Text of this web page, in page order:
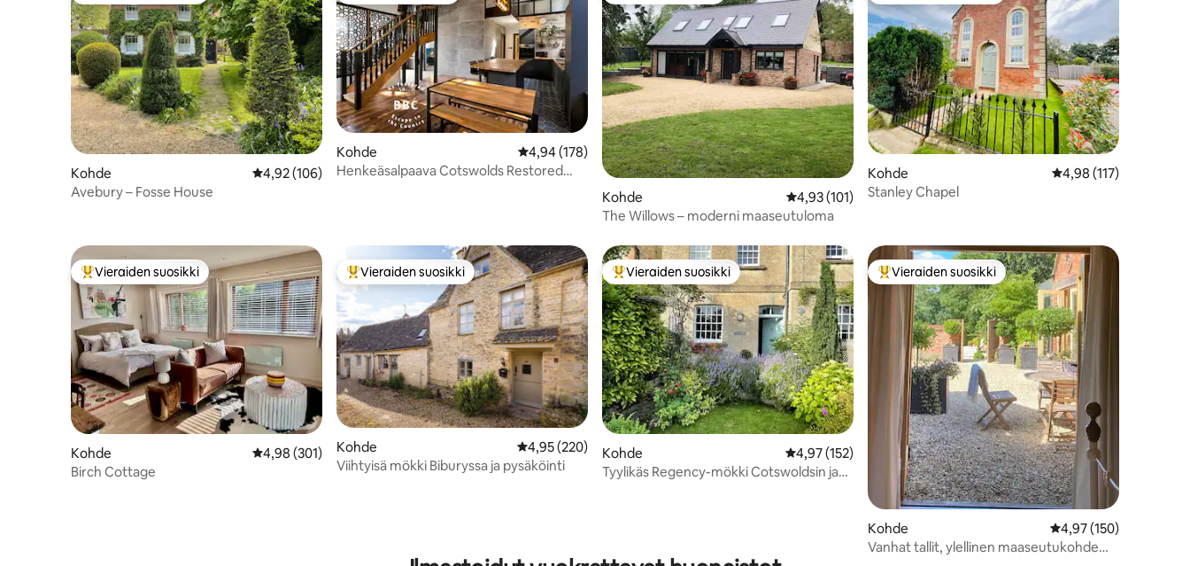
Kohde Keskimääräinen arvio 4,92/5, 106 arvostelua
4,92 (106)
Avebury – Fosse House
Kohde Keskimääräinen arvio 4,94/5, 178 arvostelua
4,94 (178)
Henkeäsalpaava Cotswolds Restored
Kohde Keskimääräinen arvio 4,93/5, 101 arvostelua
4,93 (101)
The Willows – moderni maaseutuloma
Kohde Keskimääräinen arvio
4,98 (117)
Stanley Chapel
Vieraiden suosikkien parhaimmistoa
Vieraiden suosikki
Kohde Keskimääräinen arvio 4,98/5, 301 arvostelua
4,98 (301)
Birch Cottage
Vieraiden suosikkien parhaimmistoa
Vieraiden suosikki
Kohde Keskimääräinen arvio 4,95/5, 220 arvostelua
4,95 (220)
Viihtyisä mökki Biburyssa ja pysäköinti
Vieraiden suosikkien parhaimmistoa
Vieraiden suosikki
Kohde Keskimääräinen arvio 4,97/5, 152 arvostelua
4,97 (152)
Tyylikäs Regency-mökki Cotswoldsin ja
Vieraiden suosikkien parhaimmistoa
Vieraiden suosikki
Kohde Keskimääräinen arvio
4,97 (150)
Vanhat tallit, ylellinen maaseutukohde